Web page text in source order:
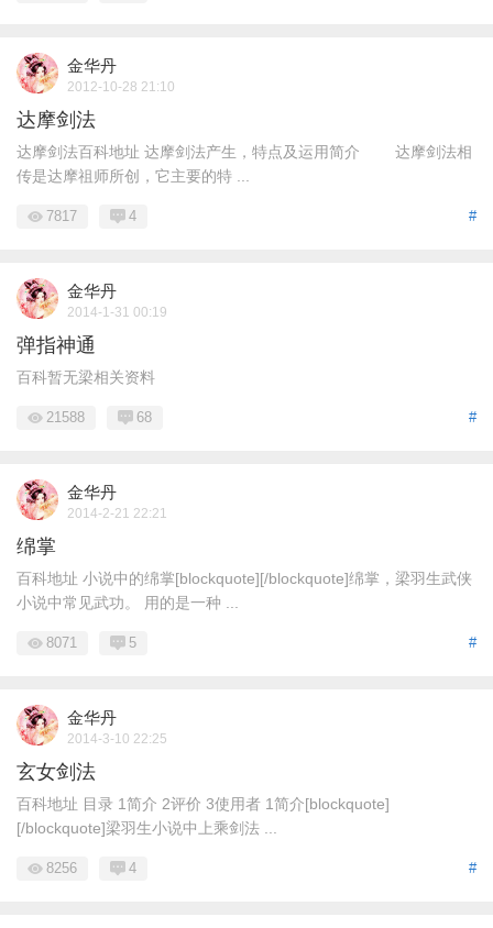
金华丹
2012-10-28 21:10
达摩剑法
达摩剑法百科地址 达摩剑法产生，特点及运用简介 达摩剑法相
传是达摩祖师所创，它主要的特 ...
#
7817 4
金华丹
2014-1-31 00:19
弹指神通
百科暂无梁相关资料
#
21588 68
金华丹
2014-2-21 22:21
绵掌
百科地址 小说中的绵掌[blockquote][/blockquote]绵掌，梁羽生武侠
小说中常见武功。 用的是一种 ...
#
8071 5
金华丹
2014-3-10 22:25
玄女剑法
百科地址 目录 1简介 2评价 3使用者 1简介[blockquote]
[/blockquote]梁羽生小说中上乘剑法 ...
#
8256 4